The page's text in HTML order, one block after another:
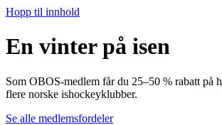
Hopp til innhold
En vinter på isen
Som OBOS-medlem får du 25–50 % rabatt på
flere norske ishockeyklubber.
Se alle medlemsfordeler